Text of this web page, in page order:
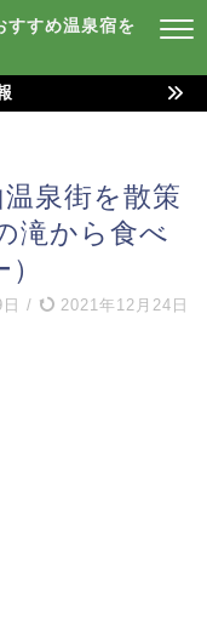
すすめ温泉宿を
温泉街を散策
滝から食べ
/ 2021年12月24日